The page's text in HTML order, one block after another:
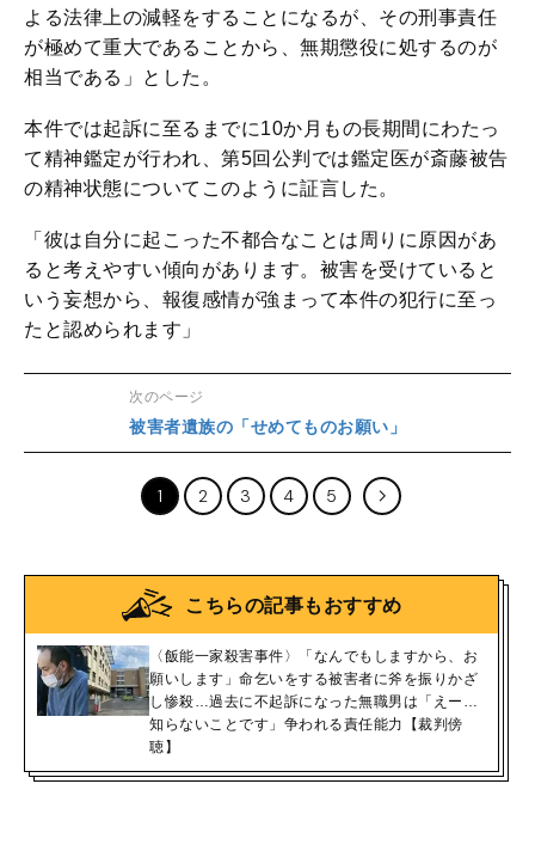
よる法律上の減軽をすることになるが、その刑事責任
が極めて重大であることから、無期懲役に処するのが
相当である」とした。
本件では起訴に至るまでに10か月もの長期間にわたっ
て精神鑑定が行われ、第5回公判では鑑定医が斎藤被告
の精神状態についてこのように証言した。
「彼は自分に起こった不都合なことは周りに原因があ
ると考えやすい傾向があります。被害を受けていると
いう妄想から、報復感情が強まって本件の犯行に至っ
たと認められます」
次のページ
被害者遺族の「せめてものお願い」
1 2 3 4 5
こちらの記事もおすすめ
〈飯能一家殺害事件〉「なんでもしますから、お
願いします」命乞いをする被害者に斧を振りかざ
し惨殺…過去に不起訴になった無職男は「えー…
知らないことです」争われる責任能力【裁判傍
聴】